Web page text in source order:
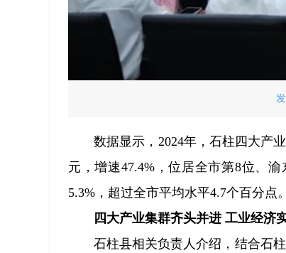
数据显示，2024年，石柱四大产
元，增速47.4%，位居全市第8位、
5.3%，超过全市平均水平4.7个百分点。
四大产业集群齐头并进 工业经济
石柱县相关负责人介绍，结合石